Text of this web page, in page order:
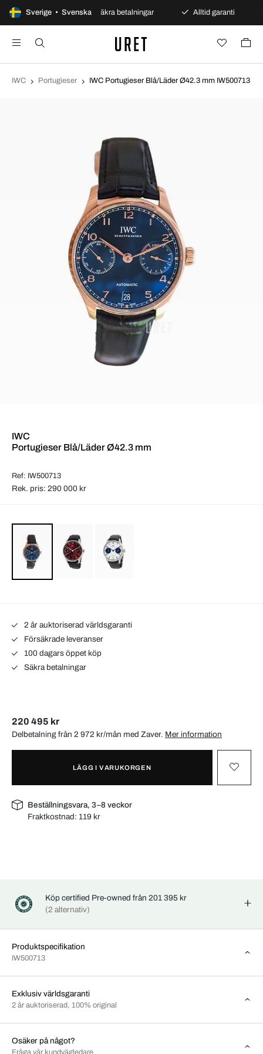
Sverige • Svenska
öppet köp Säkra betalningar Alltid garanti
IWC Portugieser IWC Portugieser Blå/Läder Ø42.3 mm IW500713
IWC
Portugieser Blå/Läder Ø42.3 mm
Ref: IW500713
Rek. pris: 290 000 kr
2 år auktoriserad världsgaranti
Försäkrade leveranser
100 dagars öppet köp
Säkra betalningar
220 495 kr
Delbetalning från 2 972 kr/mån med Zaver. Mer information
LÄGG I VARUKORGEN
Beställningsvara, 3–8 veckor
Fraktkostnad: 119 kr
Köp certified Pre-owned från 201 395 kr
(2 alternativ)
Produktspecifikation
IW500713
Exklusiv världsgaranti
2 år auktoriserad, 100% original
Osäker på något?
Fråga vår kundvägledare